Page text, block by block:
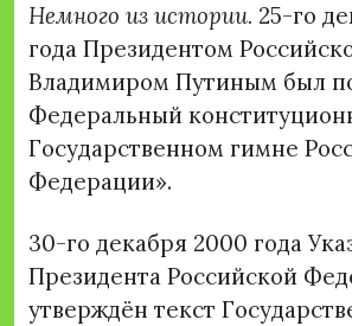
Немного из истории. 25-го
года Президентом
Владимиром Путиным был
Федеральный
Государственном гимне
Федерации».
30-го декабря 2000 года
Президента Российской
утверждён текст